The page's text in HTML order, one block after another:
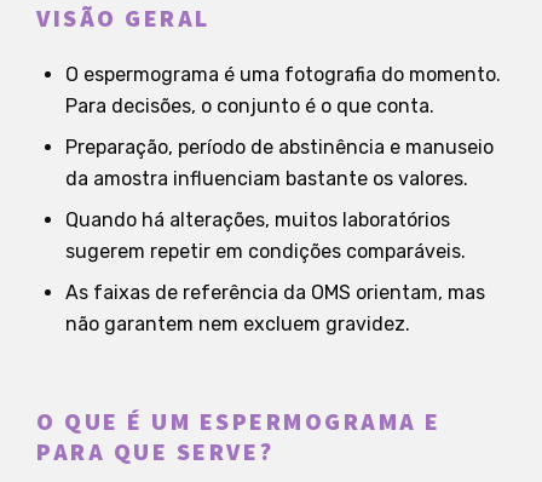
VISÃO GERAL
O espermograma é uma fotografia do momento.
Para decisões, o conjunto é o que conta.
Preparação, período de abstinência e manuseio
da amostra influenciam bastante os valores.
Quando há alterações, muitos laboratórios
sugerem repetir em condições comparáveis.
As faixas de referência da OMS orientam, mas
não garantem nem excluem gravidez.
O QUE É UM ESPERMOGRAMA E
PARA QUE SERVE?